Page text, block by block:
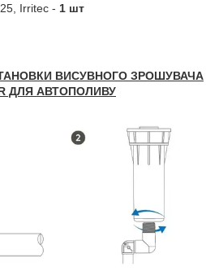
Irritec - 1 шт
ВИСУВНОГО ЗРОШУВАЧА
ДЛЯ АВТОПОЛИВУ